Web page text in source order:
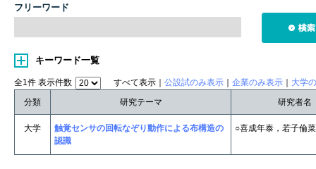
フリーワード
キーワード一覧
全1件 表示件数 すべて表示｜ 公設試のみ表示 企業のみ表示
大学
分類
研究テーマ 研究者名
大学
触覚センサの回転なぞり動作による布構造の
認識
○喜成年泰，若子倫